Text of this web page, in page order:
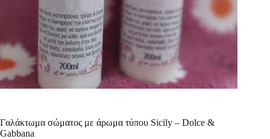
Γαλάκτωμα σώματος με άρωμα τύπου Sicily – Dolce &
Gabbana